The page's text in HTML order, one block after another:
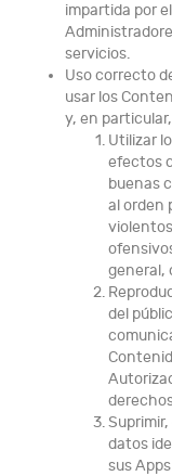
impartida por
servicios.
Uso correcto
usar los
y, en
Utilizar
efectos
buenas
al orden
general,
del
datos
sus